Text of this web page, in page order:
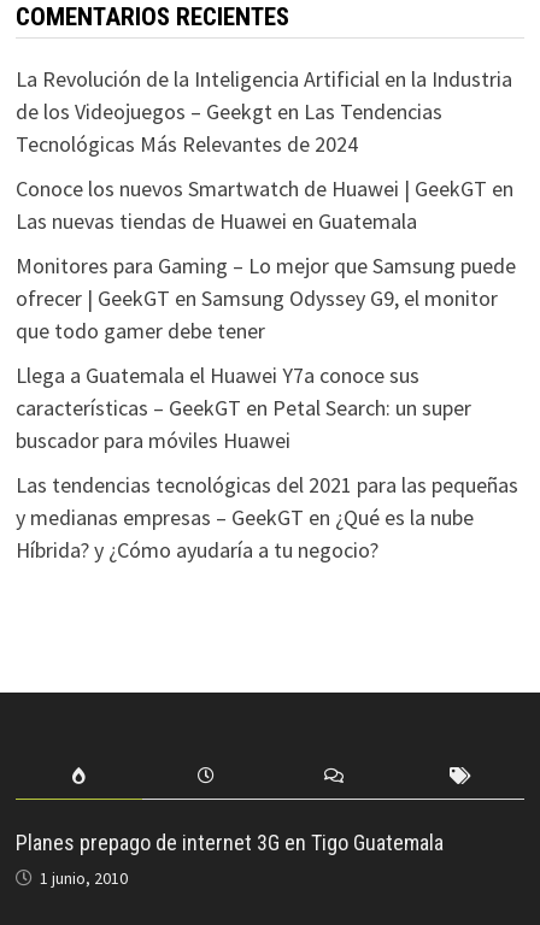
COMENTARIOS RECIENTES
La Revolución de la Inteligencia Artificial en la Industria
de los Videojuegos – Geekgten Las Tendencias
Tecnológicas Más Relevantes de 2024
Conoce los nuevos Smartwatch de Huawei | GeekGT en
Las nuevas tiendas de Huawei en Guatemala
Monitores para Gaming – Lo mejor que Samsung puede
ofrecer | GeekGT en Samsung Odyssey G9, el monitor
que todo gamer debe tener
Llega a Guatemala el Huawei Y7a conoce sus
características – GeekGT en Petal Search: un super
buscador para móviles Huawei
Las tendencias tecnológicas del 2021 para las pequeñas
y medianas empresas – GeekGT en ¿Qué es la nube
Híbrida? y ¿Cómo ayudaría a tu negocio?
Planes prepago de internet 3G en Tigo Guatemala
1 junio, 2010